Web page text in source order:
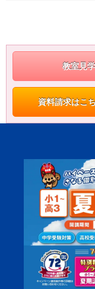
教室見
資料請求はこ